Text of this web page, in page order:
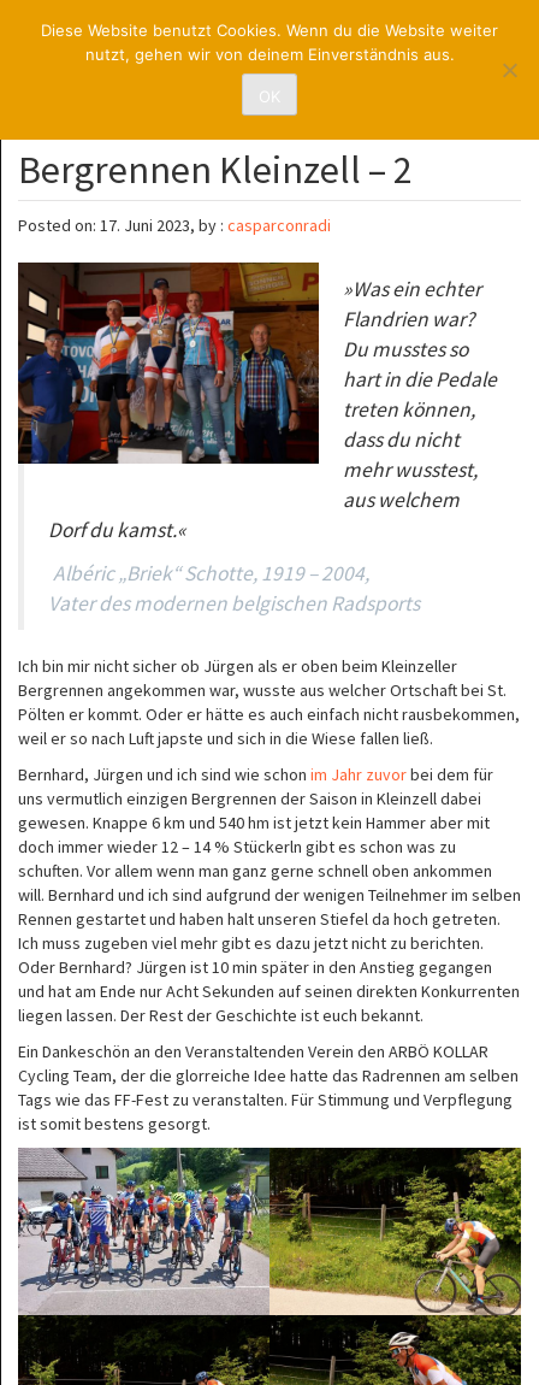
RadsportUNION
St. Pölten
Bergrennen Kleinzell – 2
Posted on: 17. Juni 2023, by : casparconradi
»Was ein echter
Flandrien war?
Du musstes so
hart in die Pedale
treten können,
dass du nicht
mehr wusstest,
aus welchem
Dorf du kamst.«
Albéric „Briek“ Schotte, 1919 – 2004,
Vater des modernen belgischen Radsports
Ich bin mir nicht sicher ob Jürgen als er oben beim Kleinzeller
Bergrennen angekommen war, wusste aus welcher Ortschaft bei St.
Pölten er kommt. Oder er hätte es auch einfach nicht rausbekommen,
weil er so nach Luft japste und sich in die Wiese fallen ließ.
Bernhard, Jürgen und ich sind wie schon im Jahr zuvorbei dem für
uns vermutlich einzigen Bergrennen der Saison in Kleinzell dabei
gewesen. Knappe 6 km und 540 hm ist jetzt kein Hammer aber mit
doch immer wieder 12 – 14 % Stückerln gibt es schon was zu
schuften. Vor allem wenn man ganz gerne schnell oben ankommen
will. Bernhard und ich sind aufgrund der wenigen Teilnehmer im selben
Rennen gestartet und haben halt unseren Stiefel da hoch getreten.
Ich muss zugeben viel mehr gibt es dazu jetzt nicht zu berichten.
Oder Bernhard? Jürgen ist 10 min später in den Anstieg gegangen
und hat am Ende nur Acht Sekunden auf seinen direkten Konkurrenten
liegen lassen. Der Rest der Geschichte ist euch bekannt.
Ein Dankeschön an den Veranstaltenden Verein den ARBÖ KOLLAR
Cycling Team, der die glorreiche Idee hatte das Radrennen am selben
Tags wie das FF-Fest zu veranstalten. Für Stimmung und Verpflegung
ist somit bestens gesorgt.
Diese Website benutzt Cookies. Wenn du die Website weiter
nutzt, gehen wir von deinem Einverständnis aus.
OK